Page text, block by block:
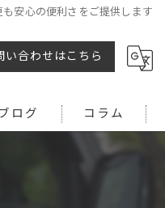
安心の便利さをご提供します
い合わせはこちら
ブログ コラム